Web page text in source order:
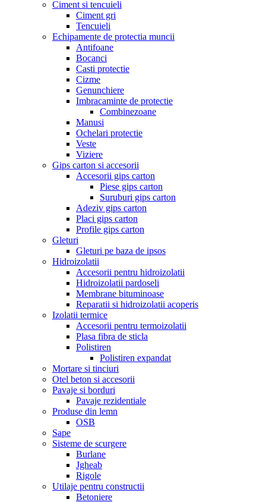
Ciment si tencuieli
Ciment gri
Tencuieli
Echipamente de protectia muncii
Antifoane
Bocanci
Casti protectie
Cizme
Genunchiere
Imbracaminte de protectie
Combinezoane
Manusi
Ochelari protectie
Veste
Viziere
Gips carton si accesorii
Accesorii gips carton
Piese gips carton
Suruburi gips carton
Adeziv gips carton
Placi gips carton
Profile gips carton
Gleturi
Gleturi pe baza de ipsos
Hidroizolatii
Accesorii pentru hidroizolatii
Hidroizolatii pardoseli
Membrane bituminoase
Reparatii si hidroizolatii acoperis
Izolatii termice
Accesorii pentru termoizolatii
Plasa fibra de sticla
Polistiren
Polistiren expandat
Mortare si tinciuri
Otel beton si accesorii
Pavaje si borduri
Pavaje rezidentiale
Produse din lemn
OSB
Sape
Sisteme de scurgere
Burlane
Jgheab
Rigole
Utilaje pentru constructii
Betoniere